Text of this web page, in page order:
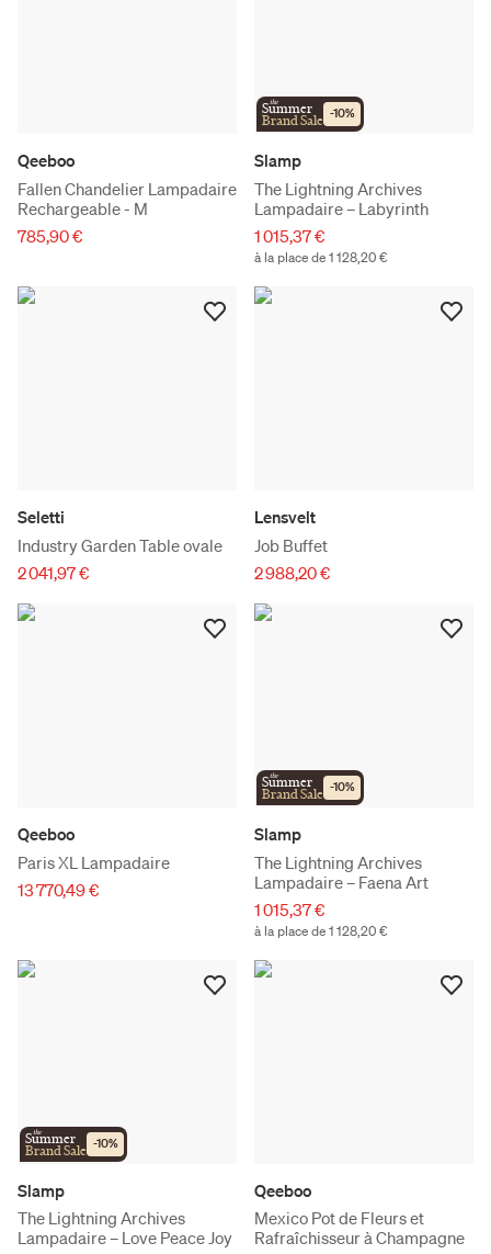
Qeeboo
Fallen Chandelier Lampadaire
Rechargeable - M
785,90 €
the
Summer
Brand Sale -10%
Slamp
The Lightning Archives
Lampadaire – Labyrinth
1 015,37 €
à la place de 1 128,20 €
Seletti
Industry Garden Table ovale
2 041,97 €
Lensvelt
Job Buffet
2 988,20 €
Qeeboo
Paris XL Lampadaire
13 770,49 €
the
Summer
Brand Sale -10%
Slamp
The Lightning Archives
Lampadaire – Faena Art
1 015,37 €
à la place de 1 128,20 €
the
Summer
Brand Sale -10%
Slamp
The Lightning Archives
Lampadaire – Love Peace Joy
Qeeboo
Mexico Pot de Fleurs et
Rafraîchisseur à Champagne